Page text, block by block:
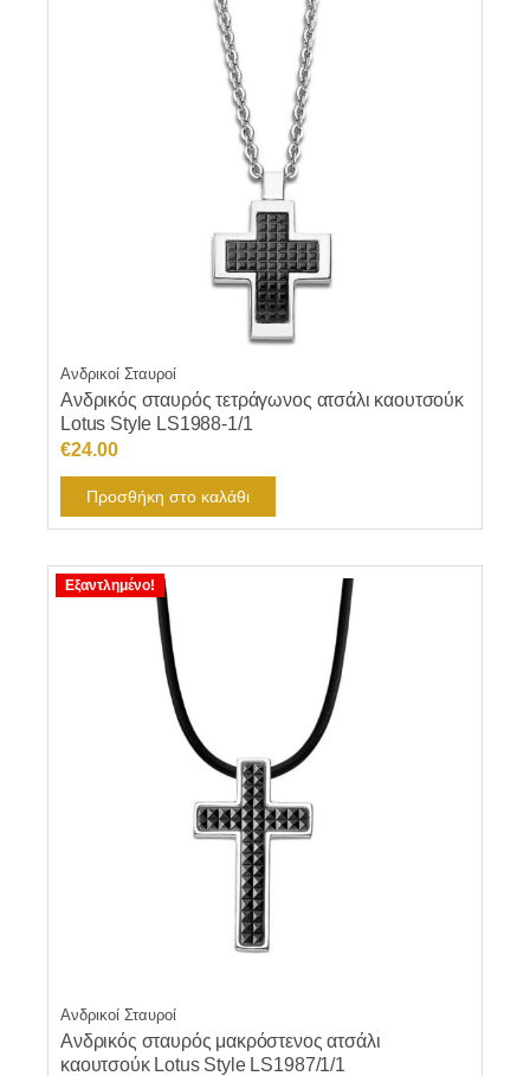
Ανδρικοί Σταυροί
Ανδρικός σταυρός τετράγωνος ατσάλι καουτσούκ
Lotus Style LS1988-1/1
€24.00
Προσθήκη στο καλάθι
Εξαντλημένο!
Ανδρικοί Σταυροί
Ανδρικός σταυρός μακρόστενος ατσάλι
καουτσούκ Lotus Style LS1987/1/1